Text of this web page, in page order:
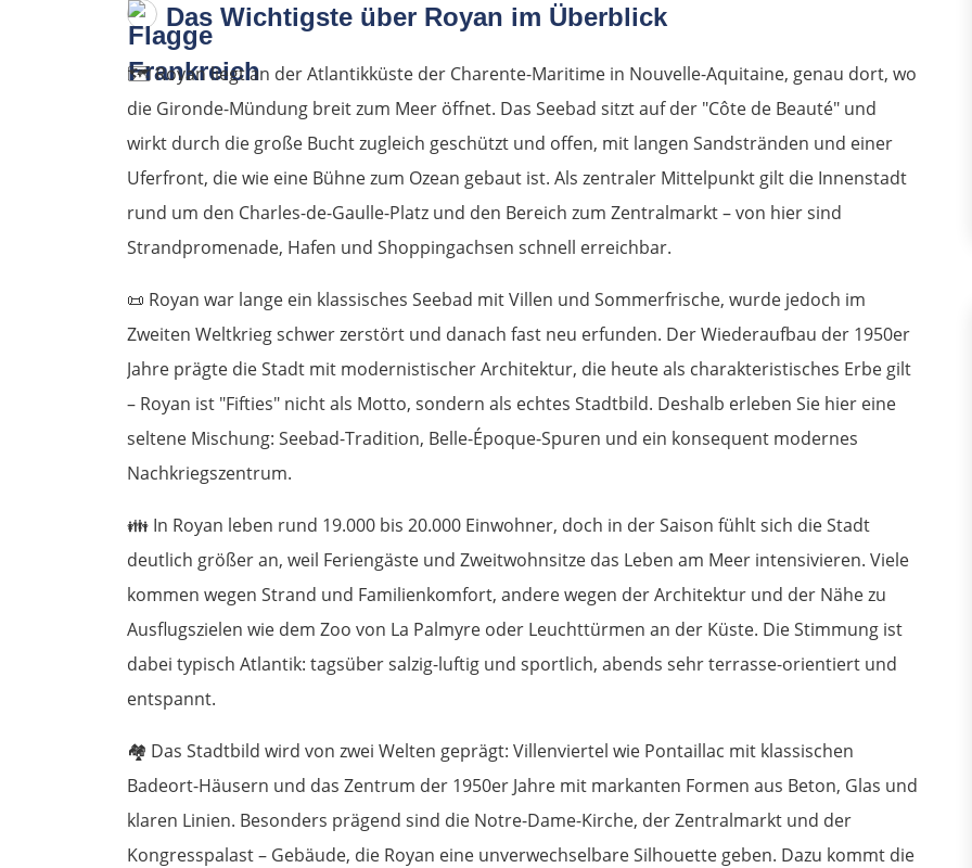
Das Wichtigste über Royan im Überblick
🗺️Royan liegt an der Atlantikküste der Charente-Maritime in Nouvelle-Aquitaine, genau dort, wo
die Gironde-Mündung breit zum Meer öffnet. Das Seebad sitzt auf der "Côte de Beauté" und
wirkt durch die große Bucht zugleich geschützt und offen, mit langen Sandstränden und einer
Uferfront, die wie eine Bühne zum Ozean gebaut ist. Als zentraler Mittelpunkt gilt die Innenstadt
rund um den Charles-de-Gaulle-Platz und den Bereich zum Zentralmarkt – von hier sind
Strandpromenade, Hafen und Shoppingachsen schnell erreichbar.
📜 Royan war lange ein klassisches Seebad mit Villen und Sommerfrische, wurde jedoch im
Zweiten Weltkrieg schwer zerstört und danach fast neu erfunden. Der Wiederaufbau der 1950er
Jahre prägte die Stadt mit modernistischer Architektur, die heute als charakteristisches Erbe gilt
– Royan ist "Fifties" nicht als Motto, sondern als echtes Stadtbild. Deshalb erleben Sie hier eine
seltene Mischung: Seebad-Tradition, Belle-Époque-Spuren und ein konsequent modernes
Nachkriegszentrum.
👪 In Royan leben rund 19.000 bis 20.000 Einwohner, doch in der Saison fühlt sich die Stadt
deutlich größer an, weil Feriengäste und Zweitwohnsitze das Leben am Meer intensivieren. Viele
kommen wegen Strand und Familienkomfort, andere wegen der Architektur und der Nähe zu
Ausflugszielen wie dem Zoo von La Palmyre oder Leuchttürmen an der Küste. Die Stimmung ist
dabei typisch Atlantik: tagsüber salzig-luftig und sportlich, abends sehr terrasse-orientiert und
entspannt.
🏘️ Das Stadtbild wird von zwei Welten geprägt: Villenviertel wie Pontaillac mit klassischen
Badeort-Häusern und das Zentrum der 1950er Jahre mit markanten Formen aus Beton, Glas und
klaren Linien. Besonders prägend sind die Notre-Dame-Kirche, der Zentralmarkt und der
Kongresspalast – Gebäude, die Royan eine unverwechselbare Silhouette geben. Dazu kommt die